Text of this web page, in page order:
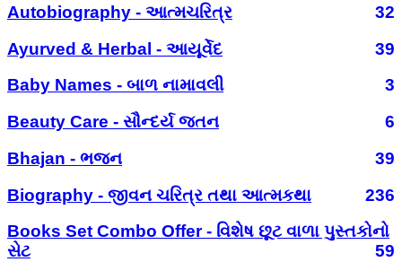
Autobiography - આત્મચરિત્ર
32
Ayurved & Herbal - આયૂર્વેદ
39
Baby Names - બાળ નામાવલી
3
Beauty Care - સૌન્દર્ય જતન
6
Bhajan - ભજન
39
Biography - જીવન ચરિત્ર તથા આત્મકથા
236
Books Set Combo Offer - વિશેષ છૂટ વાળા પુસ્તકોનો
સેટ
59